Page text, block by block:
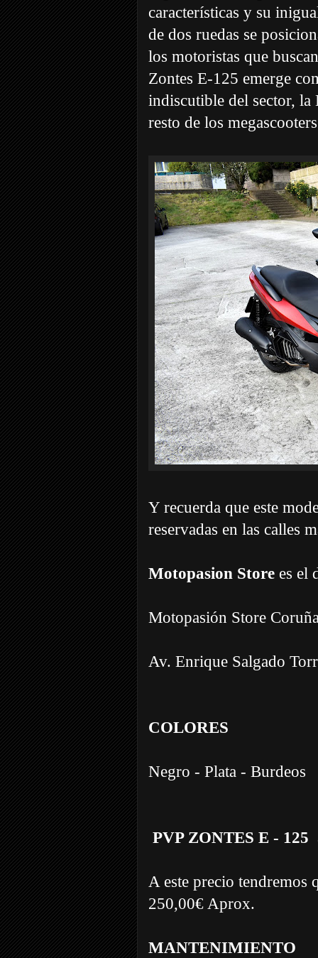
características y su
de dos ruedas se
los motoristas que
Zontes E-125 emerge
indiscutible del sector,
resto de los
Y recuerda que este
reservadas en las calles
Motopasion Store es el
Motopasión Store
Av. Enrique Salgado
COLORES
Negro - Plata - Burdeos
PVP ZONTES E - 125
A este precio tendremos
250,00€ Aprox.
MANTENIMIENTO